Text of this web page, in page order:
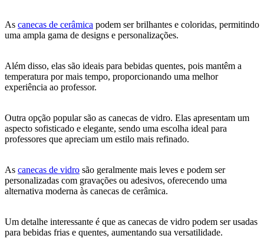
As canecas de cerâmica podem ser brilhantes e coloridas, permitindo
uma ampla gama de designs e personalizações.
Além disso, elas são ideais para bebidas quentes, pois mantêm a
temperatura por mais tempo, proporcionando uma melhor
experiência ao professor.
Outra opção popular são as canecas de vidro. Elas apresentam um
aspecto sofisticado e elegante, sendo uma escolha ideal para
professores que apreciam um estilo mais refinado.
As canecas de vidro são geralmente mais leves e podem ser
personalizadas com gravações ou adesivos, oferecendo uma
alternativa moderna às canecas de cerâmica.
Um detalhe interessante é que as canecas de vidro podem ser usadas
para bebidas frias e quentes, aumentando sua versatilidade.